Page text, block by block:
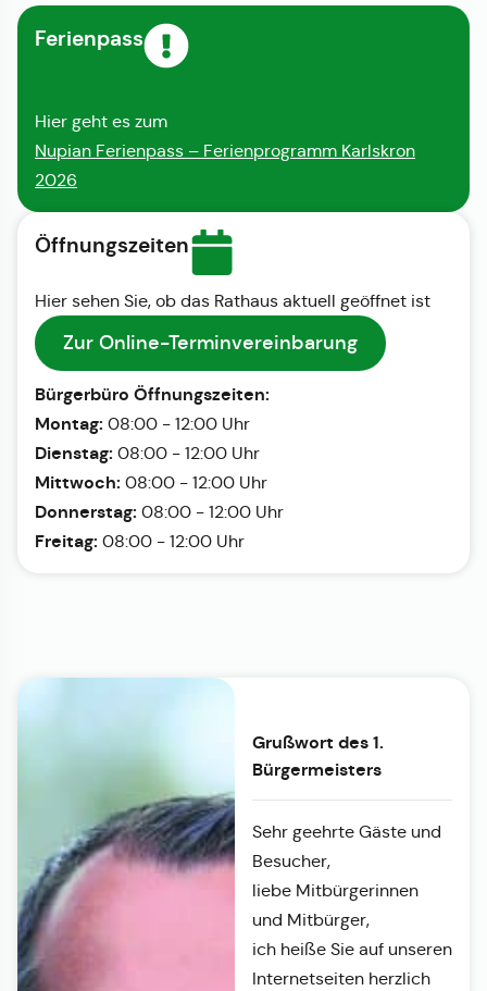
Ferienpass
Hier geht es zum
Nupian Ferienpass – Ferienprogramm Karlskron
2026
Öffnungszeiten
Hier sehen Sie, ob das Rathaus aktuell geöffnet ist
Zur Online-Terminvereinbarung
Bürgerbüro Öffnungszeiten:
Montag: 08:00 - 12:00 Uhr
Dienstag: 08:00 - 12:00 Uhr
Mittwoch: 08:00 - 12:00 Uhr
Donnerstag: 08:00 - 12:00 Uhr
Freitag: 08:00 - 12:00 Uhr
Grußwort des 1.
Bürgermeisters
Sehr geehrte Gäste und
Besucher,
liebe Mitbürgerinnen
und Mitbürger,
ich heiße Sie auf unseren
Internetseiten herzlich